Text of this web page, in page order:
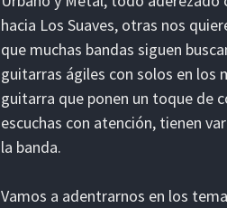
hacia Los Suaves, otras nos
que muchas bandas siguen
guitarras ágiles con solos en los
guitarra que ponen un toque de
escuchas con atención, tienen
la banda.
Vamos a adentrarnos en los